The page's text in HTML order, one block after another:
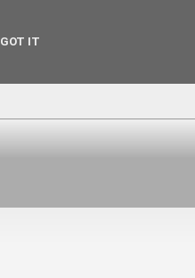
GOT IT